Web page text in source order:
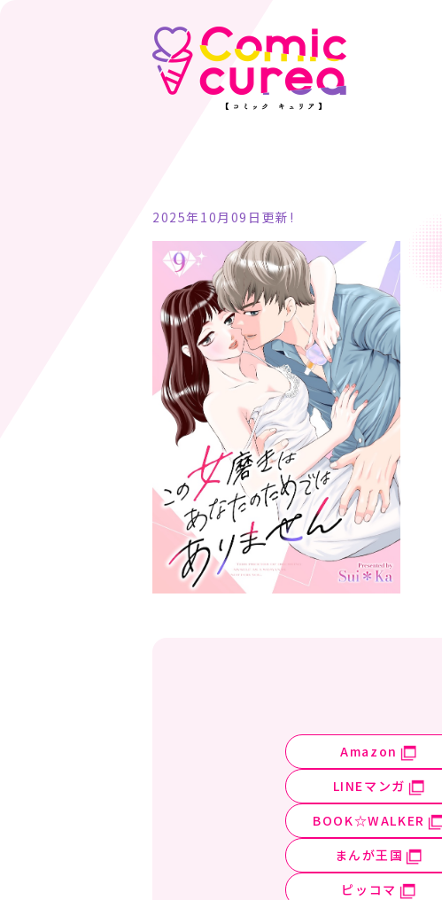
2025年10月09日更新!
Amazon
LINEマンガ
BOOK☆WALKER
まんが王国
ピッコマ